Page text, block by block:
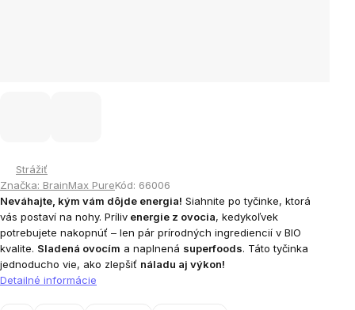
Strážiť
Značka: BrainMax PureKód: 66006
Neváhajte, kým vám dôjde energia! Siahnite po tyčinke, ktorá
vás postaví na nohy. Príliv energie z ovocia, kedykoľvek
potrebujete nakopnúť – len pár prírodných ingrediencií v BIO
kvalite. Sladená ovocím a naplnená superfoods. Táto tyčinka
jednoducho vie, ako zlepšiť náladu aj výkon!
Detailné informácie